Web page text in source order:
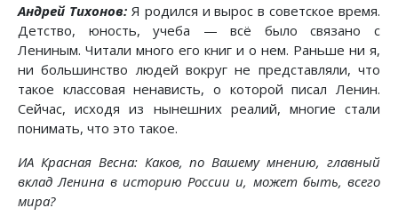
Андрей Тихонов:Я родился и вырос в советское время.
Детство, юность, учеба — всё было связано с
Лениным. Читали много его книг и о нем. Раньше ни я,
ни большинство людей вокруг не представляли, что
такое классовая ненависть, о которой писал Ленин.
Сейчас, исходя из нынешних реалий, многие стали
понимать, что это такое.
ИА Красная Весна: Каков, по Вашему мнению, главный
вклад Ленина в историю России и, может быть, всего
мира?